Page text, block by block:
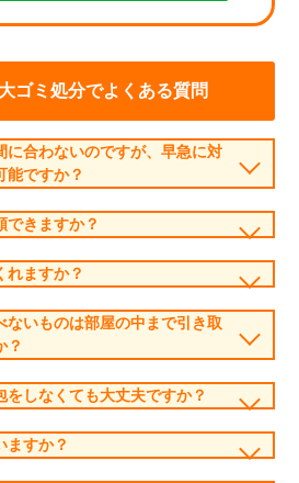
ゴミ処分でよくある質問
に合わないのですが、早急に対
能ですか？
できますか？
れますか？
ないものは部屋の中まで引き取
？
をしなくても大丈夫ですか？
ますか？